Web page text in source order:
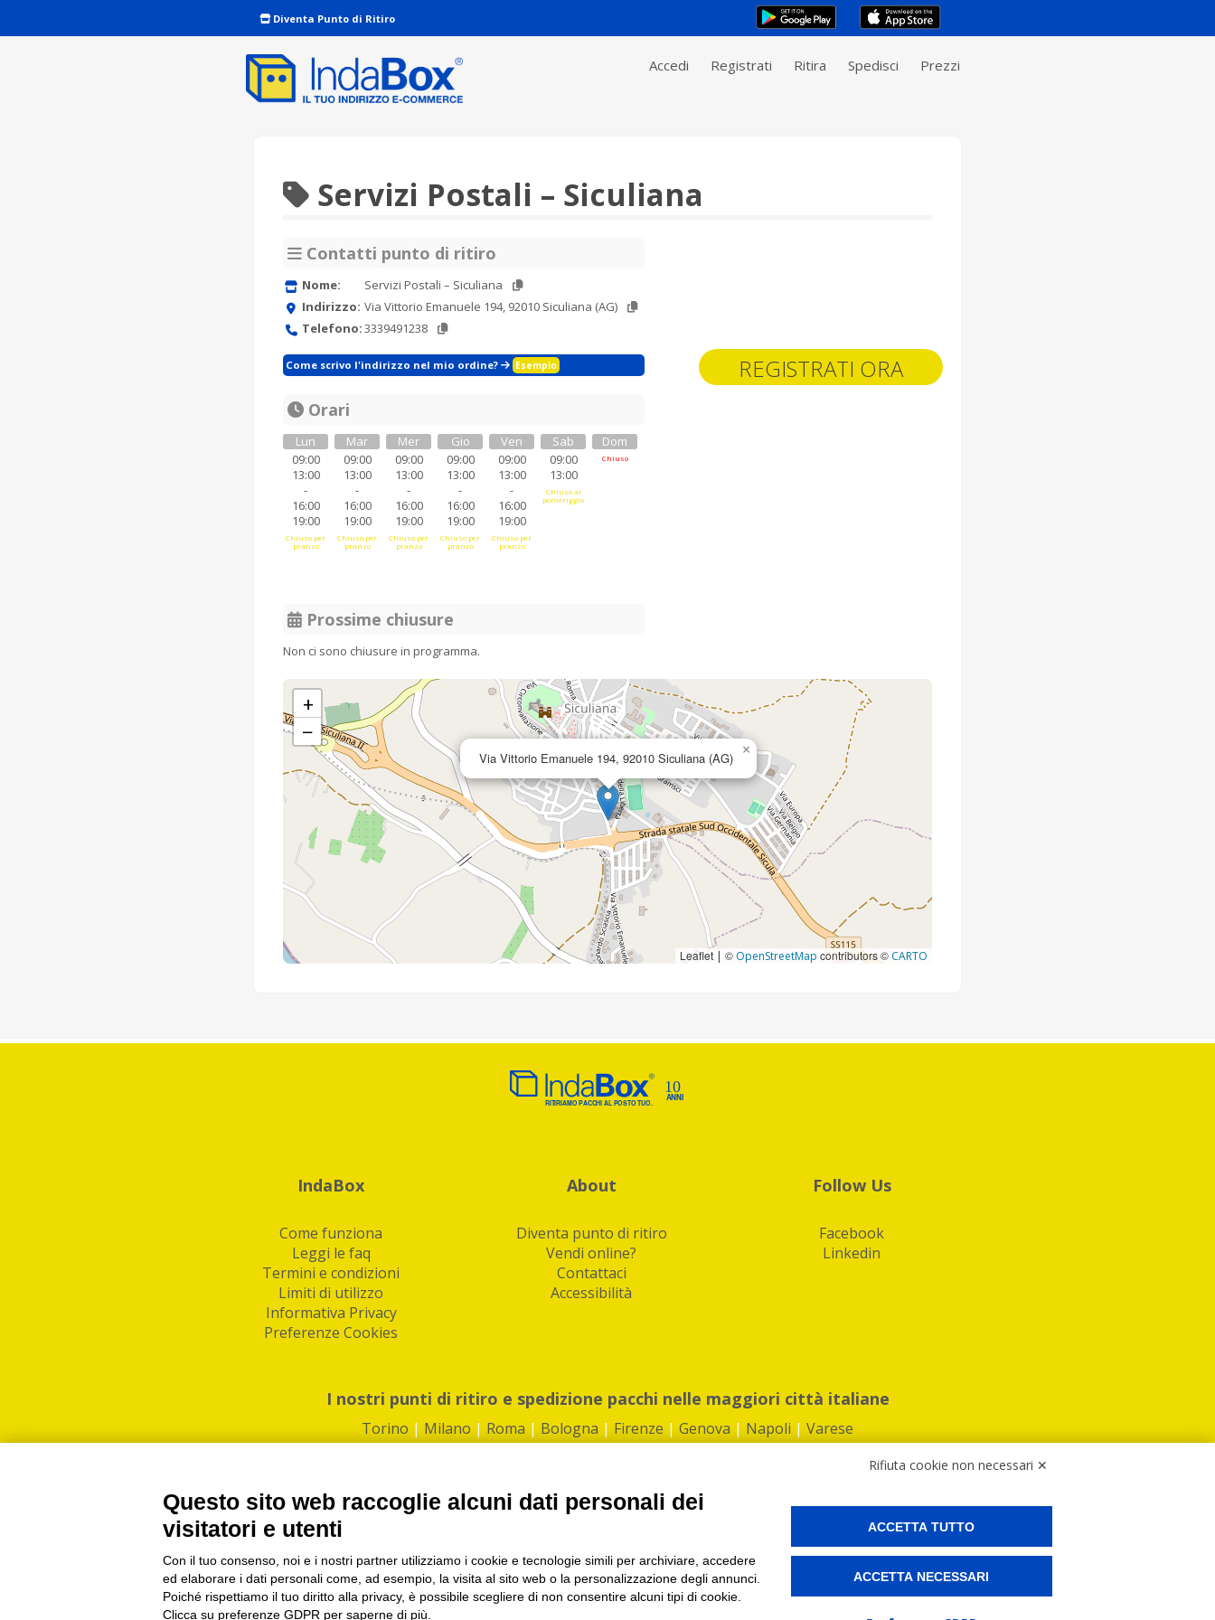
Diventa Punto di Ritiro
Accedi Registrati Ritira Spedisci Prezzi
REGISTRATI ORA
Servizi Postali – Siculiana
Contatti punto di ritiro
Nome:
Servizi Postali – Siculiana
Indirizzo: Via Vittorio Emanuele 194, 92010 Siculiana (AG)
Telefono:3339491238
Come scrivo l'indirizzo nel mio ordine? Esempio
Orari
Lun
09:00
13:00
-
16:00
19:00
Chiuso per
pranzo
Mar
09:00
13:00
-
16:00
19:00
Chiuso per
pranzo
Mer
09:00
13:00
-
16:00
19:00
Chiuso per
pranzo
Gio
09:00
13:00
-
16:00
19:00
Chiuso per
pranzo
Ven
09:00
13:00
-
16:00
19:00
Chiuso per
pranzo
Sab
09:00
13:00
Chiuso al
pomeriggio
Dom
Chiuso
Prossime chiusure
Non ci sono chiusure in programma.
Via Vittorio Emanuele 194, 92010 Siculiana (AG) ×
+
−
Leaflet | © OpenStreetMap contributors © CARTO
IndaBox
Come funziona
Leggi le faq
Termini e condizioni
Limiti di utilizzo
Informativa Privacy
Preferenze Cookies
About
Diventa punto di ritiro
Vendi online?
Contattaci
Accessibilità
Follow Us
Facebook
Linkedin
I nostri punti di ritiro e spedizione pacchi nelle maggiori città italiane
Torino | Milano | Roma | Bologna | Firenze | Genova | Napoli | Varese
PI/CF/N°Iscr.: 10821360012 | REA: RM 1494760 | Cap.Soc.: 50.000€ |Whistleblowing|Privacy|Preferenze Cookies
IndaBox | Oltre 11.500 punti di ritiro tra Bar, Tabaccai, Edicole e Kipoint per ritirare i tuoi acquisti online e spedire i tuoi pacchi.
Rifiuta cookie non necessari ✕
Questo sito web raccoglie alcuni dati personali dei
visitatori e utenti
Con il tuo consenso, noi e i nostri partner utilizziamo i cookie e tecnologie simili per archiviare, accedere
ed elaborare i dati personali come, ad esempio, la visita al sito web o la personalizzazione degli annunci.
Poiché rispettiamo il tuo diritto alla privacy, è possibile scegliere di non consentire alcuni tipi di cookie.
Clicca su preferenze GDPR per saperne di più.
ACCETTA TUTTO
ACCETTA NECESSARI